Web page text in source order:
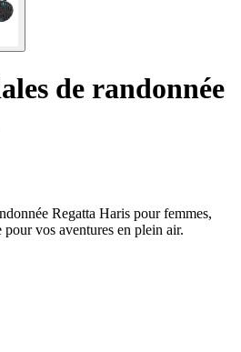
de randonnée
Regatta Haris pour femmes,
vos aventures en plein air.